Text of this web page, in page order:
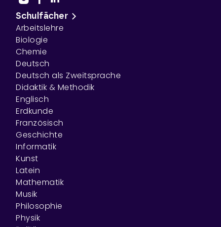
Schulfächer
Arbeitslehre
Biologie
Chemie
Deutsch
Deutsch als Zweitsprache
Didaktik & Methodik
Englisch
Erdkunde
Französisch
Geschichte
Informatik
Kunst
Latein
Mathematik
Musik
Philosophie
Physik